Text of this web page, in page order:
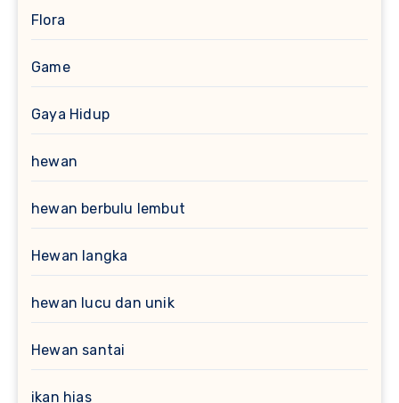
Flora
Game
Gaya Hidup
hewan
hewan berbulu lembut
Hewan langka
hewan lucu dan unik
Hewan santai
ikan hias